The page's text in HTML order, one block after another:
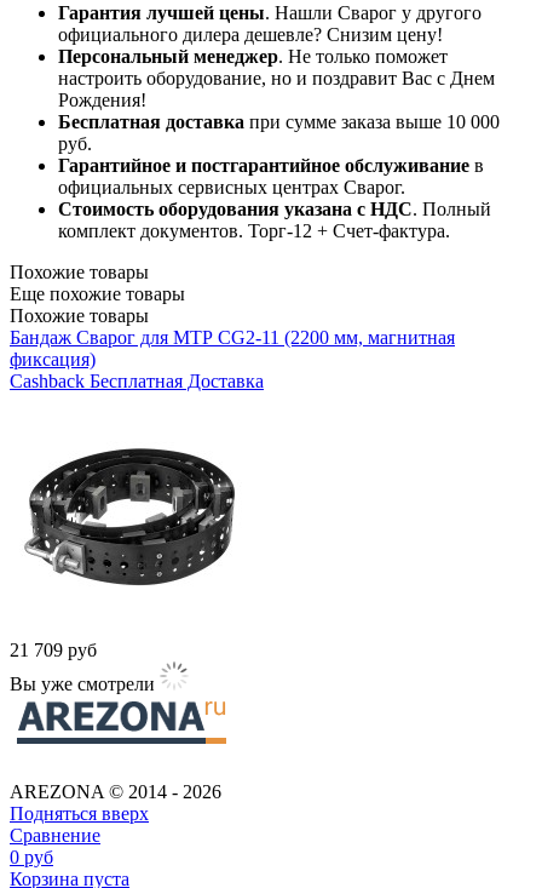
Гарантия лучшей цены. Нашли Сварог у другого
официального дилера дешевле? Снизим цену!
Персональный менеджер. Не только поможет
настроить оборудование, но и поздравит Вас с Днем
Рождения!
Бесплатная доставка при сумме заказа выше 10 000
руб.
Гарантийное и постгарантийное обслуживание в
официальных сервисных центрах Сварог.
Стоимость оборудования указана с НДС. Полный
комплект документов. Торг-12 + Счет-фактура.​
Похожие товары
Еще похожие товары
Похожие товары
Бандаж Сварог для МТР CG2-11 (2200 мм, магнитная
фиксация)
Cashback Бесплатная Доставка
21 709 руб
Вы уже смотрели
AREZONA © 2014 - 2026
Подняться вверх
Сравнение
0 руб
Корзина пуста